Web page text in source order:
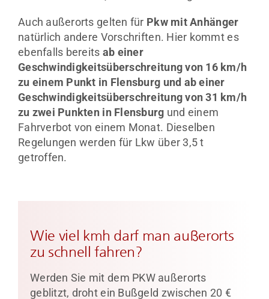
Auch außerorts gelten für Pkw mit Anhänger
natürlich andere Vorschriften. Hier kommt es
ebenfalls bereits ab einer
Geschwindigkeitsüberschreitung von 16 km/h
zu einem Punkt in Flensburg und ab einer
Geschwindigkeitsüberschreitung von 31 km/h
zu zwei Punkten in Flensburg und einem
Fahrverbot von einem Monat. Dieselben
Regelungen werden für Lkw über 3,5 t
getroffen.
Wie viel kmh darf man außerorts
zu schnell fahren?
Werden Sie mit dem PKW außerorts
geblitzt, droht ein Bußgeld zwischen 20 €